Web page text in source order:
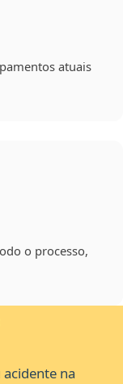
atuais
o processo,
na